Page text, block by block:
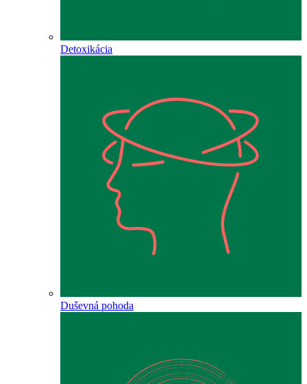
Detoxikácia
Duševná pohoda